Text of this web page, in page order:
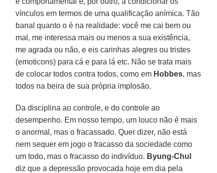
vínculos em termos de uma qualificação anímica. Tão
banal quanto o é na realidade: você me cai bem ou
mal, me interessa mais ou menos a sua existência,
me agrada ou não, e eis carinhas alegres ou tristes
(emoticons) para cá e para lá etc. Não se trata mais
de colocar todos contra todos, como em Hobbes, mas
todos na beira de sua própria implosão.
Da disciplina ao controle, e do controle ao
desempenho. Em nosso tempo, um louco não é mais
o anormal, mas o fracassado. Quer dizer, não está
nem sequer em jogo o fracasso da sociedade como
um todo, mas o fracasso do indivíduo. Byung-Chul
diz que a depressão provocada hoje em dia pela